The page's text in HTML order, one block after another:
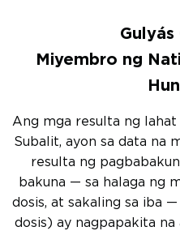
Gulyás
Miyembro ng
Ang mga resulta ng lahat
Subalit, ayon sa data na
resulta ng
bakuna — sa halaga ng
dosis, at sakaling sa iba
dosis) ay nagpapakita